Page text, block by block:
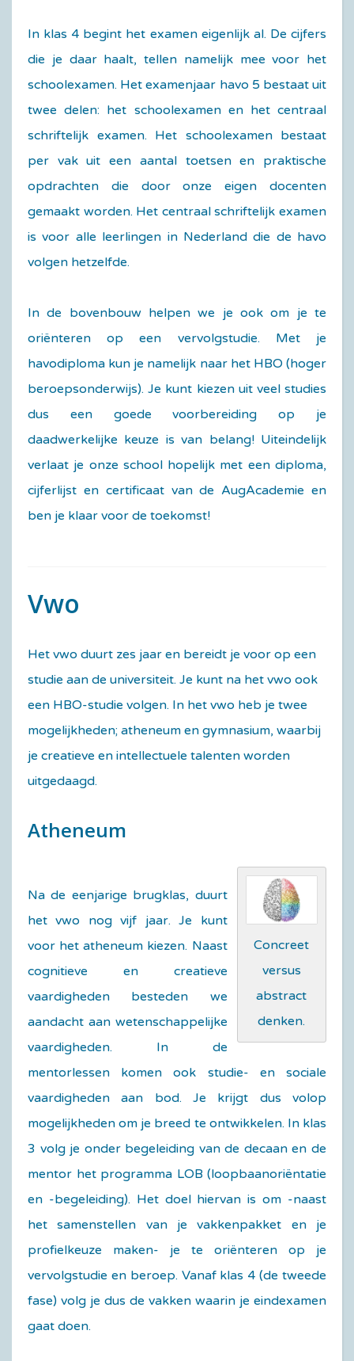
In klas 4 begint het examen eigenlijk al. De cijfers
die je daar haalt, tellen namelijk mee voor het
schoolexamen. Het examenjaar havo 5 bestaat uit
twee delen: het schoolexamen en het centraal
schriftelijk examen. Het schoolexamen bestaat
per vak uit een aantal toetsen en praktische
opdrachten die door onze eigen docenten
gemaakt worden. Het centraal schriftelijk examen
is voor alle leerlingen in Nederland die de havo
volgen hetzelfde.
In de bovenbouw helpen we je ook om je te
oriënteren op een vervolgstudie. Met je
havodiploma kun je namelijk naar het HBO (hoger
beroepsonderwijs). Je kunt kiezen uit veel studies
dus een goede voorbereiding op je
daadwerkelijke keuze is van belang! Uiteindelijk
verlaat je onze school hopelijk met een diploma,
cijferlijst en certificaat van de AugAcademie en
ben je klaar voor de toekomst!
Vwo
Het vwo duurt zes jaar en bereidt je voor op een
studie aan de universiteit. Je kunt na het vwo ook
een HBO-studie volgen. In het vwo heb je twee
mogelijkheden; atheneum en gymnasium, waarbij
je creatieve en intellectuele talenten worden
uitgedaagd.
Atheneum
Concreet
versus
abstract
denken.
Na de eenjarige brugklas, duurt
het vwo nog vijf jaar. Je kunt
voor het atheneum kiezen. Naast
cognitieve en creatieve
vaardigheden besteden we
aandacht aan wetenschappelijke
vaardigheden. In de
mentorlessen komen ook studie- en sociale
vaardigheden aan bod. Je krijgt dus volop
mogelijkheden om je breed te ontwikkelen. In klas
3 volg je onder begeleiding van de decaan en de
mentor het programma LOB (loopbaanoriëntatie
en -begeleiding). Het doel hiervan is om -naast
het samenstellen van je vakkenpakket en je
profielkeuze maken- je te oriënteren op je
vervolgstudie en beroep. Vanaf klas 4 (de tweede
fase) volg je dus de vakken waarin je eindexamen
gaat doen.